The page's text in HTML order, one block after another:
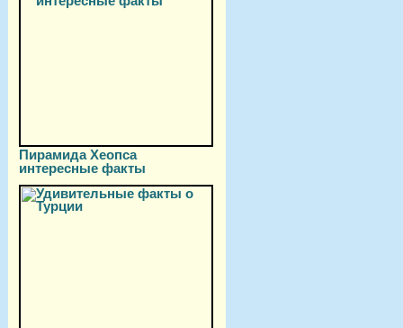
Пирамида Хеопса
интересные факты